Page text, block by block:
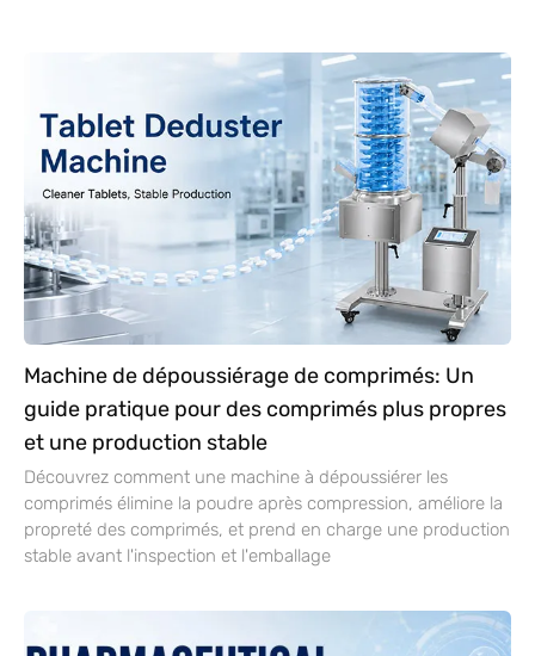
Machine de dépoussiérage de comprimés: Un
guide pratique pour des comprimés plus propres
et une production stable
Découvrez comment une machine à dépoussiérer les
comprimés élimine la poudre après compression, améliore la
propreté des comprimés, et prend en charge une production
stable avant l'inspection et l'emballage